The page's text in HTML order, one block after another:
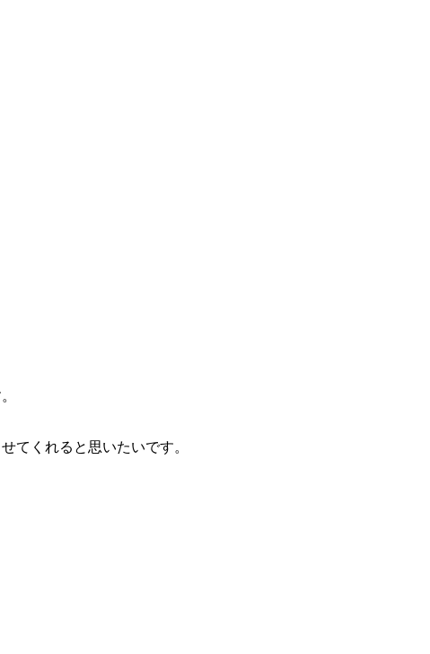
てくれると思いたいです。